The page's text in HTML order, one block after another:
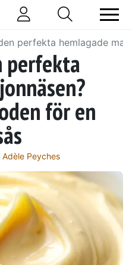
perfekta hemlagade
perfekta
för en
Adèle Peyches